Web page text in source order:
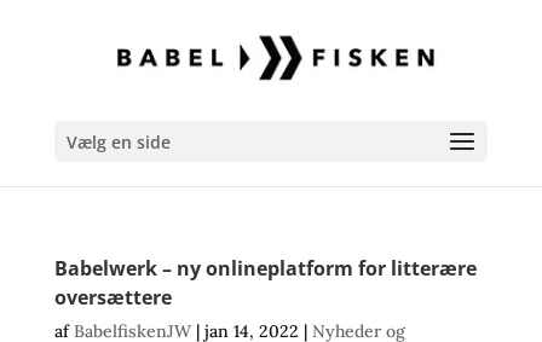
Vælg en side
Babelwerk – ny onlineplatform for litterære
oversættere
afBabelfiskenJW| jan 14, 2022 | Nyheder og